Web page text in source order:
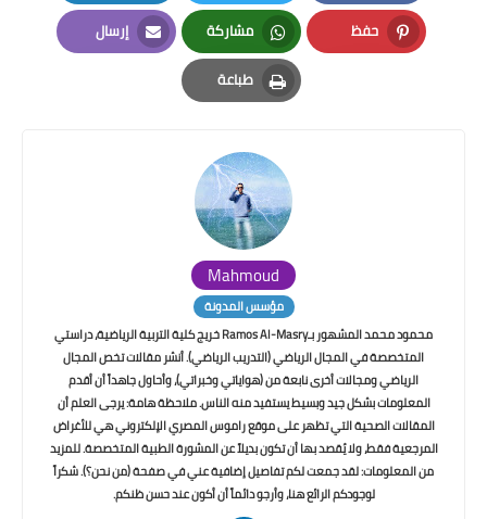
Facebook
Twitter
LinkedIn
حفظ
Pinterest
مشاركة
Whatsapp
إرسال
Email
طباعة
Print
Mahmoud
مؤسس المدونة
محمود محمد المشهور بـRamos Al-Masry خريج كلية التربية الرياضية، دراستي
المتخصصة في المجال الرياضي (التدريب الرياضي). أنشر مقالات تخص المجال
الرياضي ومجالات أخرى نابعة من (هواياتي وخبراتي)، وأحاول جاهداً أن أقدم
المعلومات بشكل جيد وبسيط يستفيد منه الناس. ملاحظة هامة: يرجى العلم أن
المقالات الصحية التي تظهر على موقع راموس المصري الإلكتروني هي للأغراض
المرجعية فقط، ولا يُقصد بها أن تكون بديلاً عن المشورة الطبية المتخصصة. للمزيد
من المعلومات: لقد جمعت لكم تفاصيل إضافية عني في صفحة (من نحن؟). شكراً
لوجودكم الرائع هنا، وأرجو دائماً أن أكون عند حسن ظنكم.